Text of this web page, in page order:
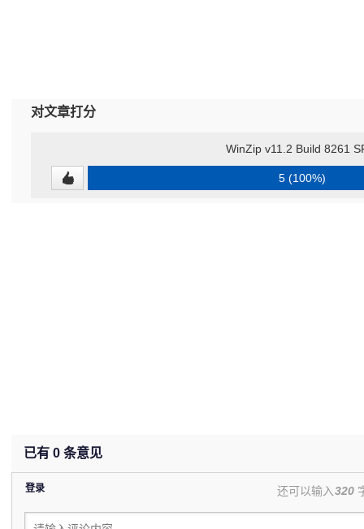
对文章打分
WinZip v11.2 Build 8261
5 (100%)
已有 0 条意见
登录 还可以输入320